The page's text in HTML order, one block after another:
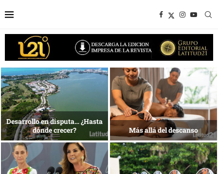
1 al 28 de agosto •
Fundación Isleña
Energía que Impulsa la
competitividad